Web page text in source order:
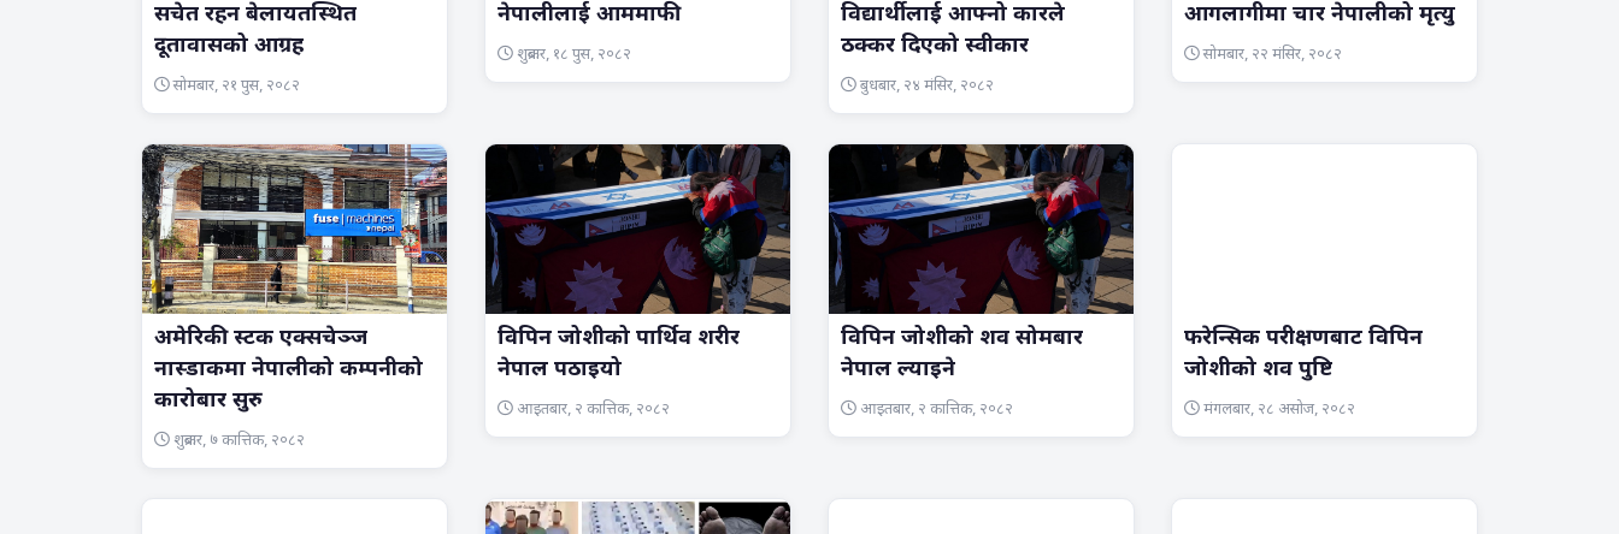
सचेत रहन बेलायतस्थित
दूतावासको आग्रह
सोमबार, २१ पुस, २०८२
नेपालीलाई आममाफी
शुक्रबार, १८ पुस, २०८२
विद्यार्थीलाई आफ्नो कारले
ठक्कर दिएको स्वीकार
बुधबार, २४ मंसिर, २०८२
आगलागीमा चार नेपालीको मृत्यु
सोमबार, २२ मंसिर, २०८२
अमेरिकी स्टक एक्सचेञ्ज
नास्डाकमा नेपालीको कम्पनीको
कारोबार सुरु
शुक्रबार, ७ कात्तिक, २०८२
विपिन जोशीको पार्थिव शरीर
नेपाल पठाइयो
आइतबार, २ कात्तिक, २०८२
विपिन जोशीको शव सोमबार
नेपाल ल्याइने
आइतबार, २ कात्तिक, २०८२
फरेन्सिक परीक्षणबाट विपिन
जोशीको शव पुष्टि
मंगलबार, २८ असोज, २०८२